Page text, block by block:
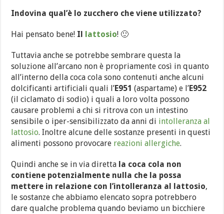
Indovina qual’è lo zucchero che viene utilizzato?
Hai pensato bene! Il lattosio! 🙂
Tuttavia anche se potrebbe sembrare questa la
soluzione all’arcano non è propriamente così in quanto
all’interno della coca cola sono contenuti anche alcuni
dolcificanti artificiali quali l’E951 (aspartame) e l’E952
(il ciclamato di sodio) i quali a loro volta possono
causare problemi a chi si ritrova con un intestino
sensibile o iper-sensibilizzato da anni di intolleranza al
lattosio. Inoltre alcune delle sostanze presenti in questi
alimenti possono provocare reazioni allergiche.
Quindi anche se in via diretta la coca cola non
contiene potenzialmente nulla che la possa
mettere in relazione con l’intolleranza al lattosio,
le sostanze che abbiamo elencato sopra potrebbero
dare qualche problema quando beviamo un bicchiere